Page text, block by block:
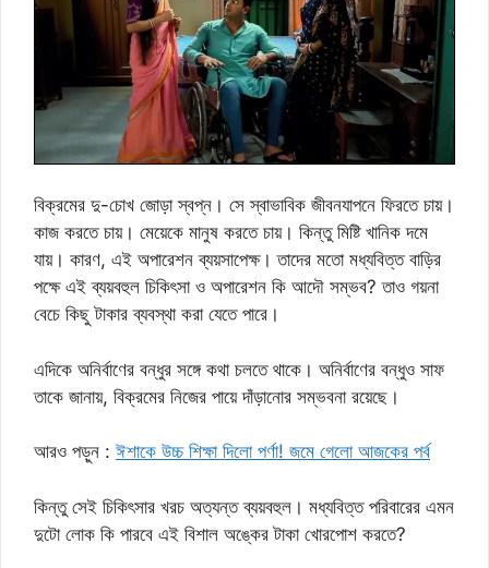
বিক্রমের দু-চোখ জোড়া স্বপ্ন। সে স্বাভাবিক জীবনযাপনে ফিরতে চায়।
কাজ করতে চায়। মেয়েকে মানুষ করতে চায়। কিন্তু মিষ্টি খানিক দমে
যায়। কারণ, এই অপারেশন ব্যয়সাপেক্ষ। তাদের মতো মধ্যবিত্ত বাড়ির
পক্ষে এই ব্যয়বহুল চিকিৎসা ও অপারেশন কি আদৌ সম্ভব? তাও গয়না
বেচে কিছু টাকার ব্যবস্থা করা যেতে পারে।
এদিকে অনির্বাণের বন্ধুর সঙ্গে কথা চলতে থাকে। অনির্বাণের বন্ধুও সাফ
তাকে জানায়, বিক্রমের নিজের পায়ে দাঁড়ানোর সম্ভবনা রয়েছে।
আরও পড়ুন : ঈশাকে উচ্চ শিক্ষা দিলো পর্ণা! জমে গেলো আজকের পর্ব
কিন্তু সেই চিকিৎসার খরচ অত্যন্ত ব্যয়বহুল। মধ্যবিত্ত পরিবারের এমন
দুটো লোক কি পারবে এই বিশাল অঙ্কের টাকা খোরপোশ করতে?